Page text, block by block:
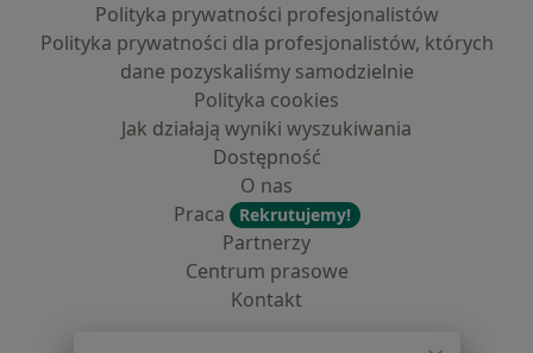
Polityka prywatności profesjonalistów
Polityka prywatności dla profesjonalistów, których
dane pozyskaliśmy samodzielnie
Polityka cookies
Jak działają wyniki wyszukiwania
Dostępność
O nas
Praca
Rekrutujemy!
Partnerzy
Centrum prasowe
Kontakt